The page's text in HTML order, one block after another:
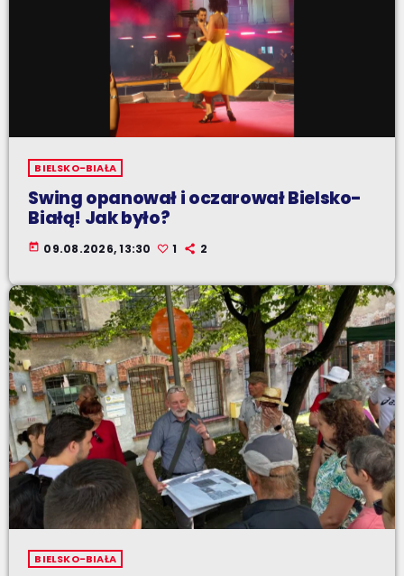
BIELSKO-BIAŁA
Swing opanował i oczarował Bielsko-
Białą! Jak było?
today 09.08.2026, 13:30 1 2
BIELSKO-BIAŁA